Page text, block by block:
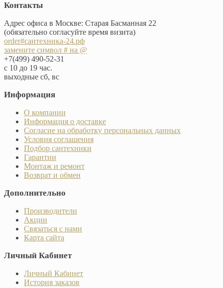
Контакты
Адрес офиса в Москве: Старая Басманная 22
(обязательно согласуйте время визита)
order#сантехника-24.рф
замените символ # на @
+7(499) 490-52-31
с 10 до 19 час.
выходные сб, вс
Информация
О компании
Информация о доставке
Согласие на обработку персональных данных
Условия соглашения
Подбор сантехники
Гарантии
Монтаж и ремонт
Возврат и обмен
Дополнительно
Производители
Акции
Связаться с нами
Карта сайта
Личный Кабинет
Личный Кабинет
История заказов